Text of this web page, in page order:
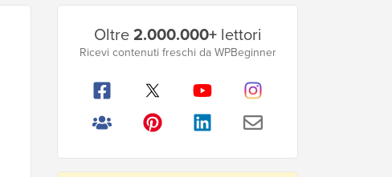
laterale
principale
Oltre2.000.000+lettori
Ricevi contenuti freschi da WPBeginner